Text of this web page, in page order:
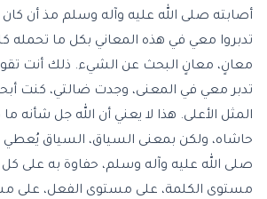
أصابته صلى الله عليه وآله وسلم مذ أن
تدبروا معي في هذه المعاني بكل ما تحمله
معانٍ، معانٍ البحث عن الشيء. ذلك أنت
تدبر معي في المعنى، وجدت ضالتي، كنت
المثل الأعلى. هذا لا يعني أن الله جل شأنه ما
حاشاه، ولكن بمعنى السياق، السياق يُعطي
صلى الله عليه وآله وسلم، حفاوة به على
مستوى الكلمة، على مستوى الفعل، على